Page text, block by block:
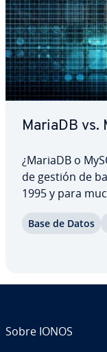
MariaDB vs.
¿MariaDB o
de gestión de
1995 y para
ha
Base de Datos
Sobre IONOS